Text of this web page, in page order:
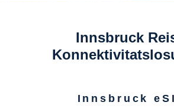
Innsbruck
Innsbruck